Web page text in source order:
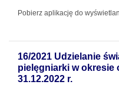
Pobierz aplikację do
16/2021 Udzielanie
pielęgniarki w okresie
31.12.2022 r.